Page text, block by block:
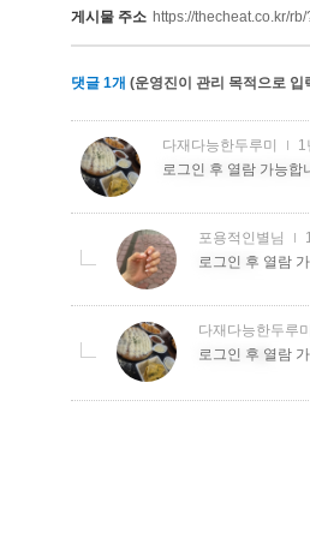
게시물 주소 https://thecheat.co.kr/
댓글 1개 (운영진이 관리 목적으로